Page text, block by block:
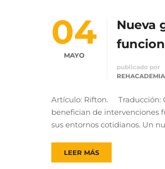
04
MAYO
Nueva
publicado por
REHACADEMIA
Artículo: Rifton. Traducción:
benefician de intervenciones
sus entornos cotidianos. Un
LEER MÁS